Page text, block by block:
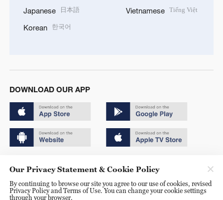
Japanese 日本語
Korean 한국어
Vietnamese Tiếng Việt
DOWNLOAD OUR APP
京ICP备20000184号
京公网安备 11010502050052号
Our Privacy Statement & Cookie Policy
By continuing to browse our site you agree to our use of cookies, revised
Privacy Policy and Terms of Use. You can change your cookie settings
through your browser.